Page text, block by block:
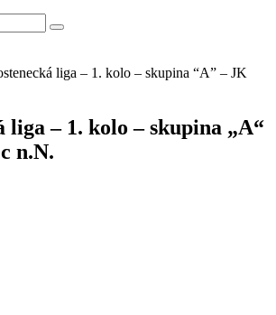
liga – 1. kolo – skupina “A” – JK
liga – 1. kolo – skupina „A“
n.N.